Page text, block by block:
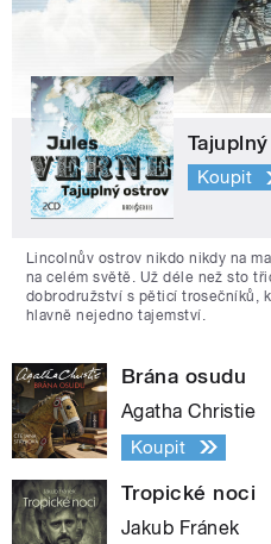
Koupit
Lincolnův ostrov nikdo nikdy na
na celém světě. Už déle než sto
dobrodružství s pěticí trosečníků,
hlavně nejedno tajemství.
Brána osudu
Agatha Christie
Koupit
Tropické noci
Jakub Fránek